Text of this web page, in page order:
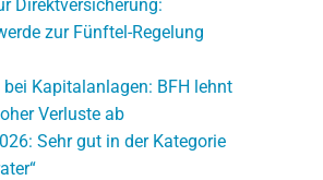
Direktversicherung:
zur Fünftel-Regelung
Kapitalanlagen: BFH lehnt
Verluste ab
Sehr gut in der Kategorie